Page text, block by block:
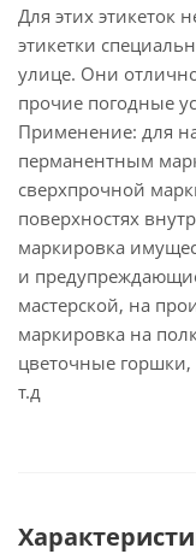
Для этих этикеток
этикетки
улице. Они
прочие погодные
Применение: для
перманентным
сверхпрочной
поверхностях
маркировка
и
мастерской, на
маркировка на
цветочные
т.д